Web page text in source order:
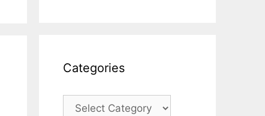
Categories
Categories